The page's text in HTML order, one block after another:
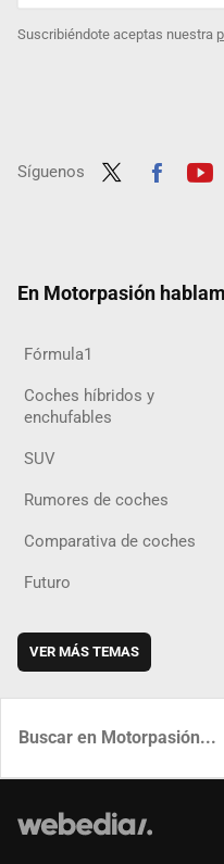
Suscribiéndote aceptas nuestra
Síguenos
En Motorpasión
Fórmula1
Coches híbridos y
enchufables
SUV
Rumores de coches
Comparativa de coches
Futuro
VER MÁS TEMAS